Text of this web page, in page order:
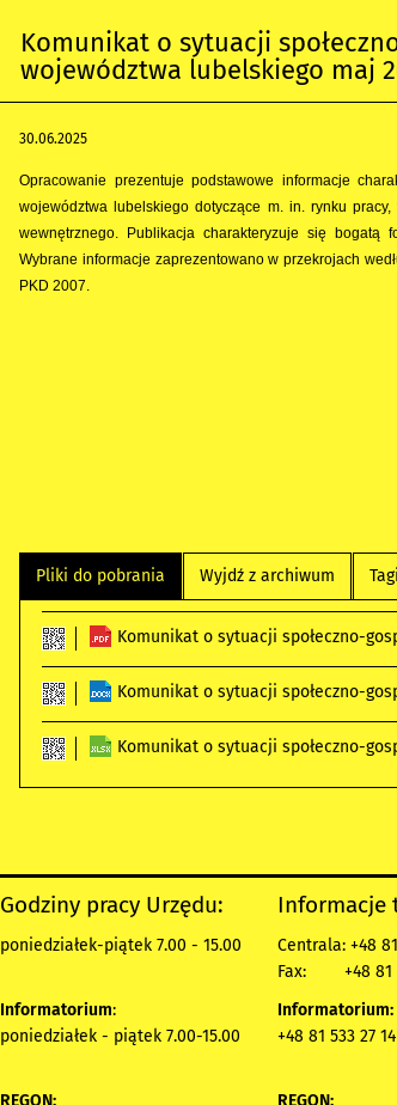
Komunikat o sytuacji
województwa lubelskiego maj
30.06.2025
Opracowanie prezentuje podstawowe informacje
województwa lubelskiego dotyczące m. in. rynku
wewnętrznego. Publikacja charakteryzuje się
Wybrane informacje zaprezentowano w przekrojach
PKD 2007.
Pliki do pobrania Wyjdź z archiwum Tagi
Komunikat o sytuacji społeczno-
Komunikat o sytuacji społeczno-
Komunikat o sytuacji społeczno-
Godziny pracy Urzędu:
poniedziałek-piątek 7.00 - 15.00
Informatorium:
poniedziałek - piątek 7.00-15.00
Informacje
Centrala: +48
Fax:
+48 81
Informatorium:
+48 81 533 27 14